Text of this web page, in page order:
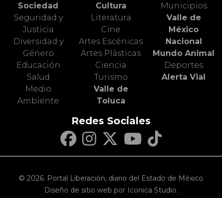
Sociedad
Seguridad y
Justicia
Diversidad y
Género
Educación
Salud
Medio
Ambiente
Cultura
Literatura
Cine
Artes Escénicas
Artes Plásticas
Ciencia
Turismo
Valle de
Toluca
Municipios
Valle de
México
Nacional
Mundo Animal
Deportes
Alerta Vial
Redes Sociales
© 2026. Portal Liberación, diario del Estado de México
Diseño de sitio web por Iconica Studio.